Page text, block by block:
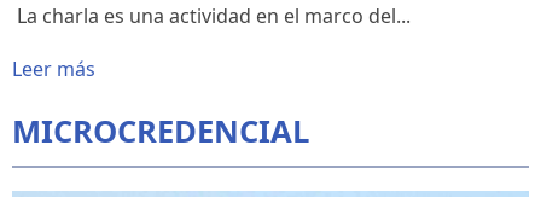
La charla es una actividad en el marco del...
Leer más
MICROCREDENCIAL